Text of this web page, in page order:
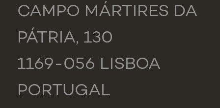
CAMPO MÁRTIRES DA
PÁTRIA, 130
1169-056 LISBOA
PORTUGAL